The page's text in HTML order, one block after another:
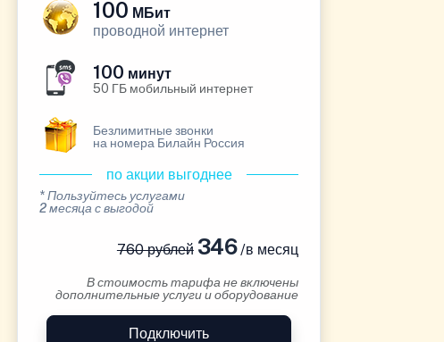
100 МБит
проводной интернет
100 минут
50 ГБ мобильный интернет
Безлимитные звонки
на номера Билайн Россия
по акции выгоднее
* Пользуйтесь услугами
2 месяца с выгодой
760 рублей346/в месяц
В стоимость тарифа не включены
дополнительные услуги и оборудование
Подключить